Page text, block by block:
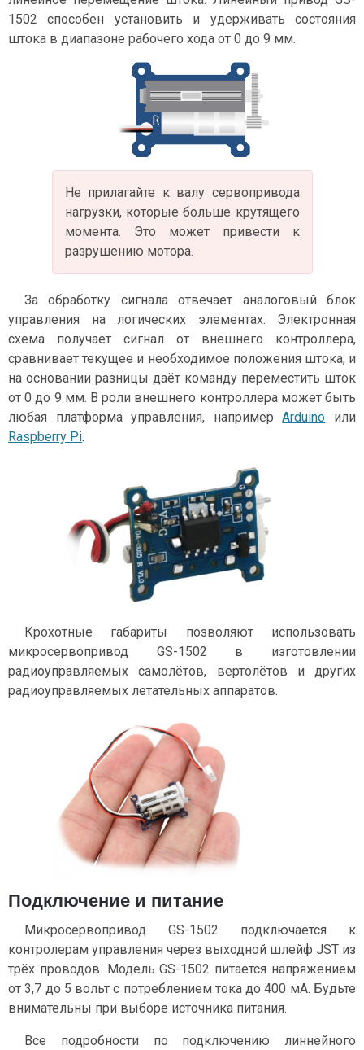
1502 способен установить и удерживать состояния
штока в диапазоне рабочего хода от 0 до 9 мм.
Не прилагайте к валу сервопривода
нагрузки, которые больше крутящего
момента. Это может привести к
разрушению мотора.
За обработку сигнала отвечает аналоговый блок
управления на логических элементах. Электронная
схема получает сигнал от внешнего контроллера,
сравнивает текущее и необходимое положения штока, и
на основании разницы даёт команду переместить шток
от 0 до 9 мм. В роли внешнего контроллера может быть
любая платформа управления, напримерArduino или
Raspberry Pi.
Крохотные габариты позволяют использовать
микросервопривод GS-1502 в изготовлении
радиоуправляемых самолётов, вертолётов и других
радиоуправляемых летательных аппаратов.
Подключение и питание
Микросервопривод GS-1502 подключается к
контролерам управления через выходной шлейф JST из
трёх проводов. Модель GS-1502 питается напряжением
от 3,7 до 5 вольт с потреблением тока до 400 мА. Будьте
внимательны при выборе источника питания.
Все подробности по подключению линнейного